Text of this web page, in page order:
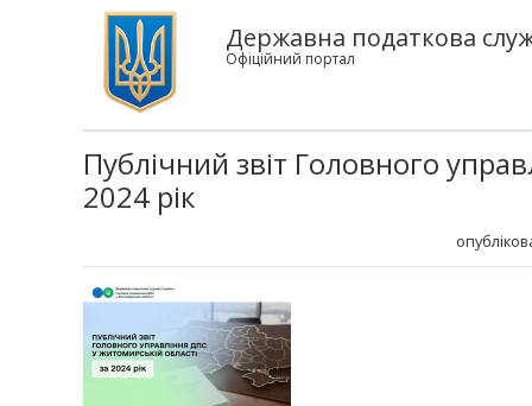
Державна податкова
Офіційний портал
Публічний звіт Головного
2024 рік